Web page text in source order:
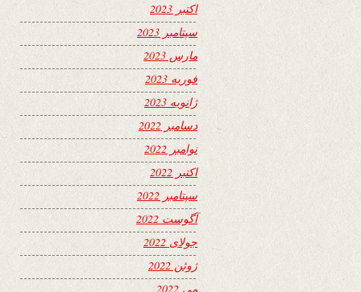
اکتبر 2023
سپتامبر 2023
مارس 2023
فوریه 2023
ژانویه 2023
دسامبر 2022
نوامبر 2022
اکتبر 2022
سپتامبر 2022
آگوست 2022
جولای 2022
ژوئن 2022
می 2022